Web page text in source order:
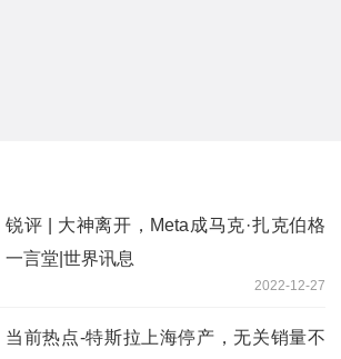
锐评 | 大神离开，Meta成马克·扎克伯格
一言堂|世界讯息
2022-12-27
当前热点-特斯拉上海停产，无关销量不